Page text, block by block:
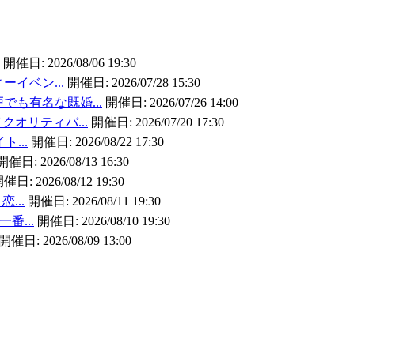
開催日: 2026/08/06 19:30
イベン... 開催日: 2026/07/28 15:30
も有名な既婚... 開催日: 2026/07/26 14:00
オリティバ... 開催日: 2026/07/20 17:30
ト... 開催日: 2026/08/22 17:30
催日: 2026/08/13 16:30
催日: 2026/08/12 19:30
... 開催日: 2026/08/11 19:30
番... 開催日: 2026/08/10 19:30
開催日: 2026/08/09 13:00